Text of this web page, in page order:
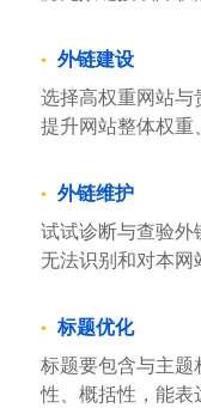
外链建设
选择高权重网站
提升网站整体权重
外链维护
试试诊断与查验
无法识别和对本
标题优化
标题要包含与主
性、概括性，能表